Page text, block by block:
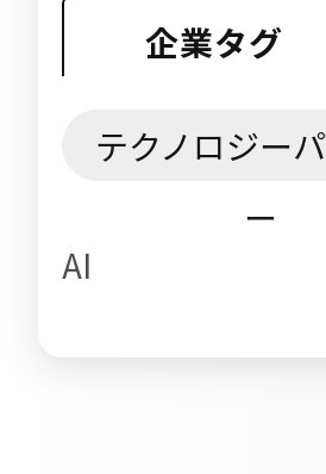
企業タグ
テクノロジー
ー
AI